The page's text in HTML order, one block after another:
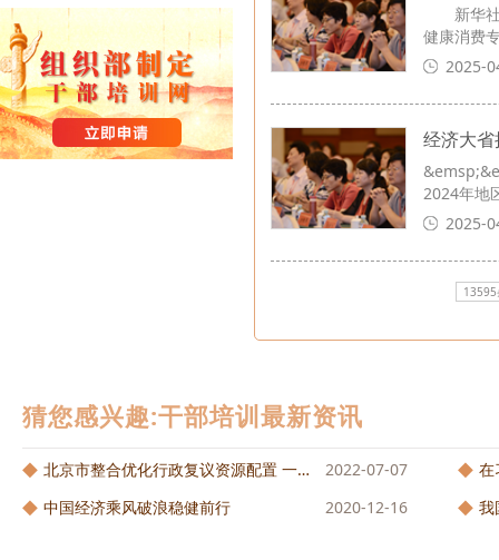
新华社
健康消费
2025-
经济大
2024年地
2025-
13595
猜您感兴趣:干部培训最新资讯
北京市整合优化行政复议资源配置 一套... 2022-07-07
在
中国经济乘风破浪稳健前行
2020-12-16 我